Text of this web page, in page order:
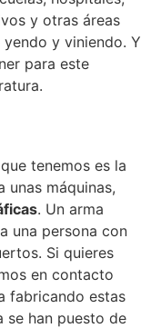
y otras áreas
y viniendo. Y
para este
tenemos es la
unas máquinas,
. Un arma
una persona con
Si quieres
en contacto
fabricando estas
se han puesto de